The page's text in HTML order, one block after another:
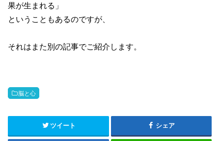
果が生まれる」
ということもあるのですが、
それはまた別の記事でご紹介します。
脳と心
ツイート シェア